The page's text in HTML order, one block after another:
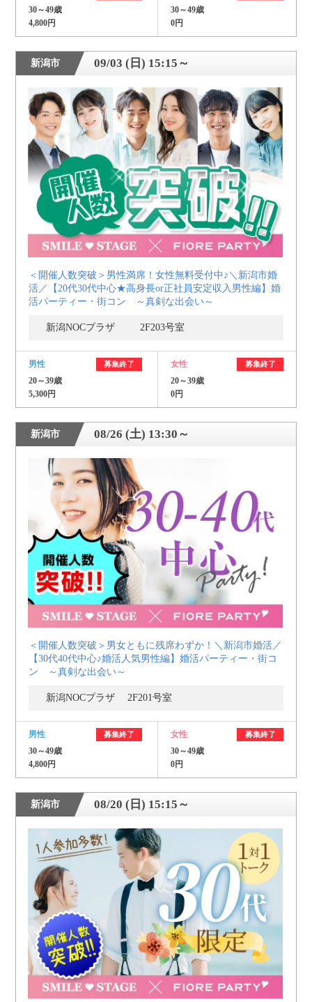
30～49歳
4,800円
30～49歳
0円
新潟市 09/03 (日) 15:15～
＜開催人数突破＞男性満席！女性無料受付中♪＼新潟市婚
活／【20代30代中心★高身長or正社員安定収入男性編】婚
活パーティー・街コン ～真剣な出会い～
新潟NOCプラザ 2F203号室
男性 募集終了
20～39歳
5,300円
女性 募集終了
20～39歳
0円
新潟市 08/26 (土) 13:30～
＜開催人数突破＞男女ともに残席わずか！＼新潟市婚活／
【30代40代中心♪婚活人気男性編】婚活パーティー・街コ
ン ～真剣な出会い～
新潟NOCプラザ 2F201号室
男性 募集終了
30～49歳
4,800円
女性 募集終了
30～49歳
0円
新潟市 08/20 (日) 15:15～